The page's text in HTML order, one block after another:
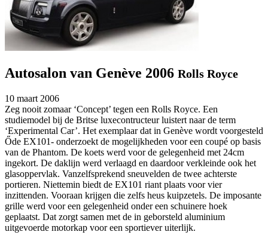
Autosalon van Genève 2006 Rolls Royce
10 maart 2006
Zeg nooit zomaar ‘Concept’ tegen een Rolls Royce. Een
studiemodel bij de Britse luxecontructeur luistert naar de term
‘Experimental Car’. Het exemplaar dat in Genève wordt voorgesteld
Őde EX101- onderzoekt de mogelijkheden voor een coupé op basis
van de Phantom. De koets werd voor de gelegenheid met 24cm
ingekort. De daklijn werd verlaagd en daardoor verkleinde ook het
glasoppervlak. Vanzelfsprekend sneuvelden de twee achterste
portieren. Niettemin biedt de EX101 riant plaats voor vier
inzittenden. Vooraan krijgen die zelfs heus kuipzetels. De imposante
grille werd voor een gelegenheid onder een schuinere hoek
geplaatst. Dat zorgt samen met de in geborsteld aluminium
uitgevoerde motorkap voor een sportiever uiterlijk.